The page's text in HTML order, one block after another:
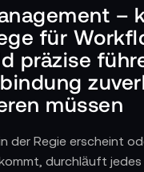
–
für
präzise
müssen
der Regie erscheint
durchläuft jedes